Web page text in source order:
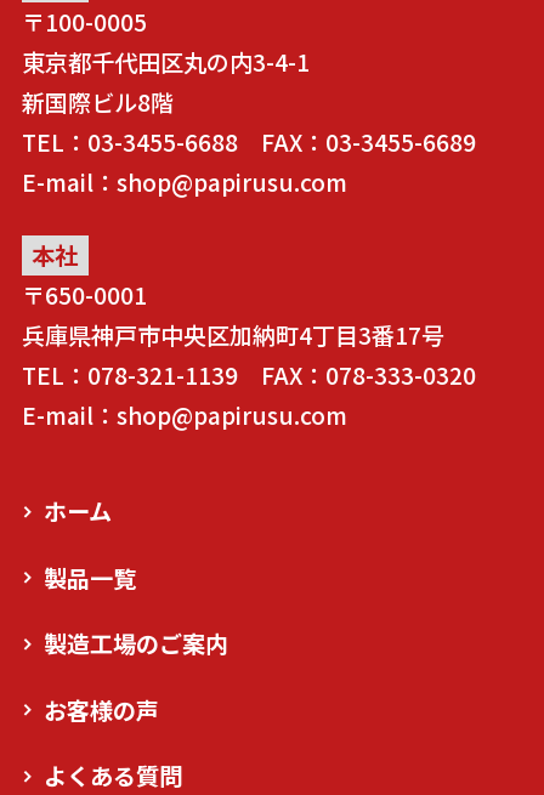
〒100-0005
東京都千代田区丸の内3-4-1
新国際ビル8階
TEL：03-3455-6688 FAX：03-3455-6689
E-mail：shop@papirusu.com
本社
〒650-0001
兵庫県神戸市中央区加納町4丁目3番17号
TEL：078-321-1139 FAX：078-333-0320
E-mail：shop@papirusu.com
ホーム
製品一覧
製造工場のご案内
お客様の声
よくある質問